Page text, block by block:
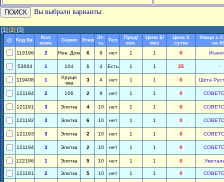
Вы выбрали варианты:
[1] [2] [3]
@ Код Кв.
Кол.
комн.
Серия Этаж Эт-
ть
Тел.
Пред/
опл.
Цена $/
мес
Цена $
сутки
Улица с
на
119196
2 Нов. Дом 6 9 нет 1 1 0
53664 1 104 1 4 Есть 1 1 35 -
119408 1
Хруще
-вка
3 4 нет 1 1 0 Шота
121184 2 106 2 9 нет 1 1 0
121191 3 Элитка 4 10 нет 1 1 0
121192 3 Элитка 6 10 нет 1 1 0
121193 3 Элитка 2 10 нет 1 1 0
121194 3 Элитка 2 10 нет 1 1 0
122186 1 Элитка 5 10 нет 1 1 0
121181 2 Элитка 5 10 нет 1 1 0